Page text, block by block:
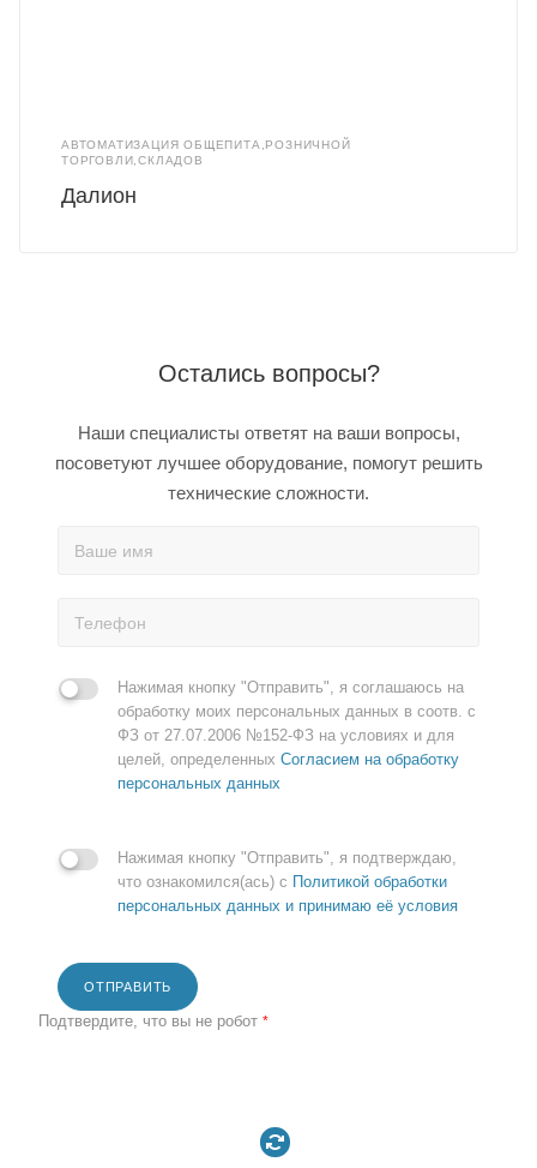
АВТОМАТИЗАЦИЯ ОБЩЕПИТА,РОЗНИЧНОЙ
ТОРГОВЛИ,СКЛАДОВ
Далион
Остались вопросы?
Наши специалисты ответят на ваши вопросы,
посоветуют лучшее оборудование, помогут решить
технические сложности.
Нажимая кнопку "Отправить", я соглашаюсь на
обработку моих персональных данных в соотв. с
ФЗ от 27.07.2006 №152-ФЗ на условиях и для
целей, определенных Согласием на обработку
персональных данных
Нажимая кнопку "Отправить", я подтверждаю,
что ознакомился(ась) с Политикой обработки
персональных данных и принимаю её условия
ОТПРАВИТЬ
Подтвердите, что вы не робот *